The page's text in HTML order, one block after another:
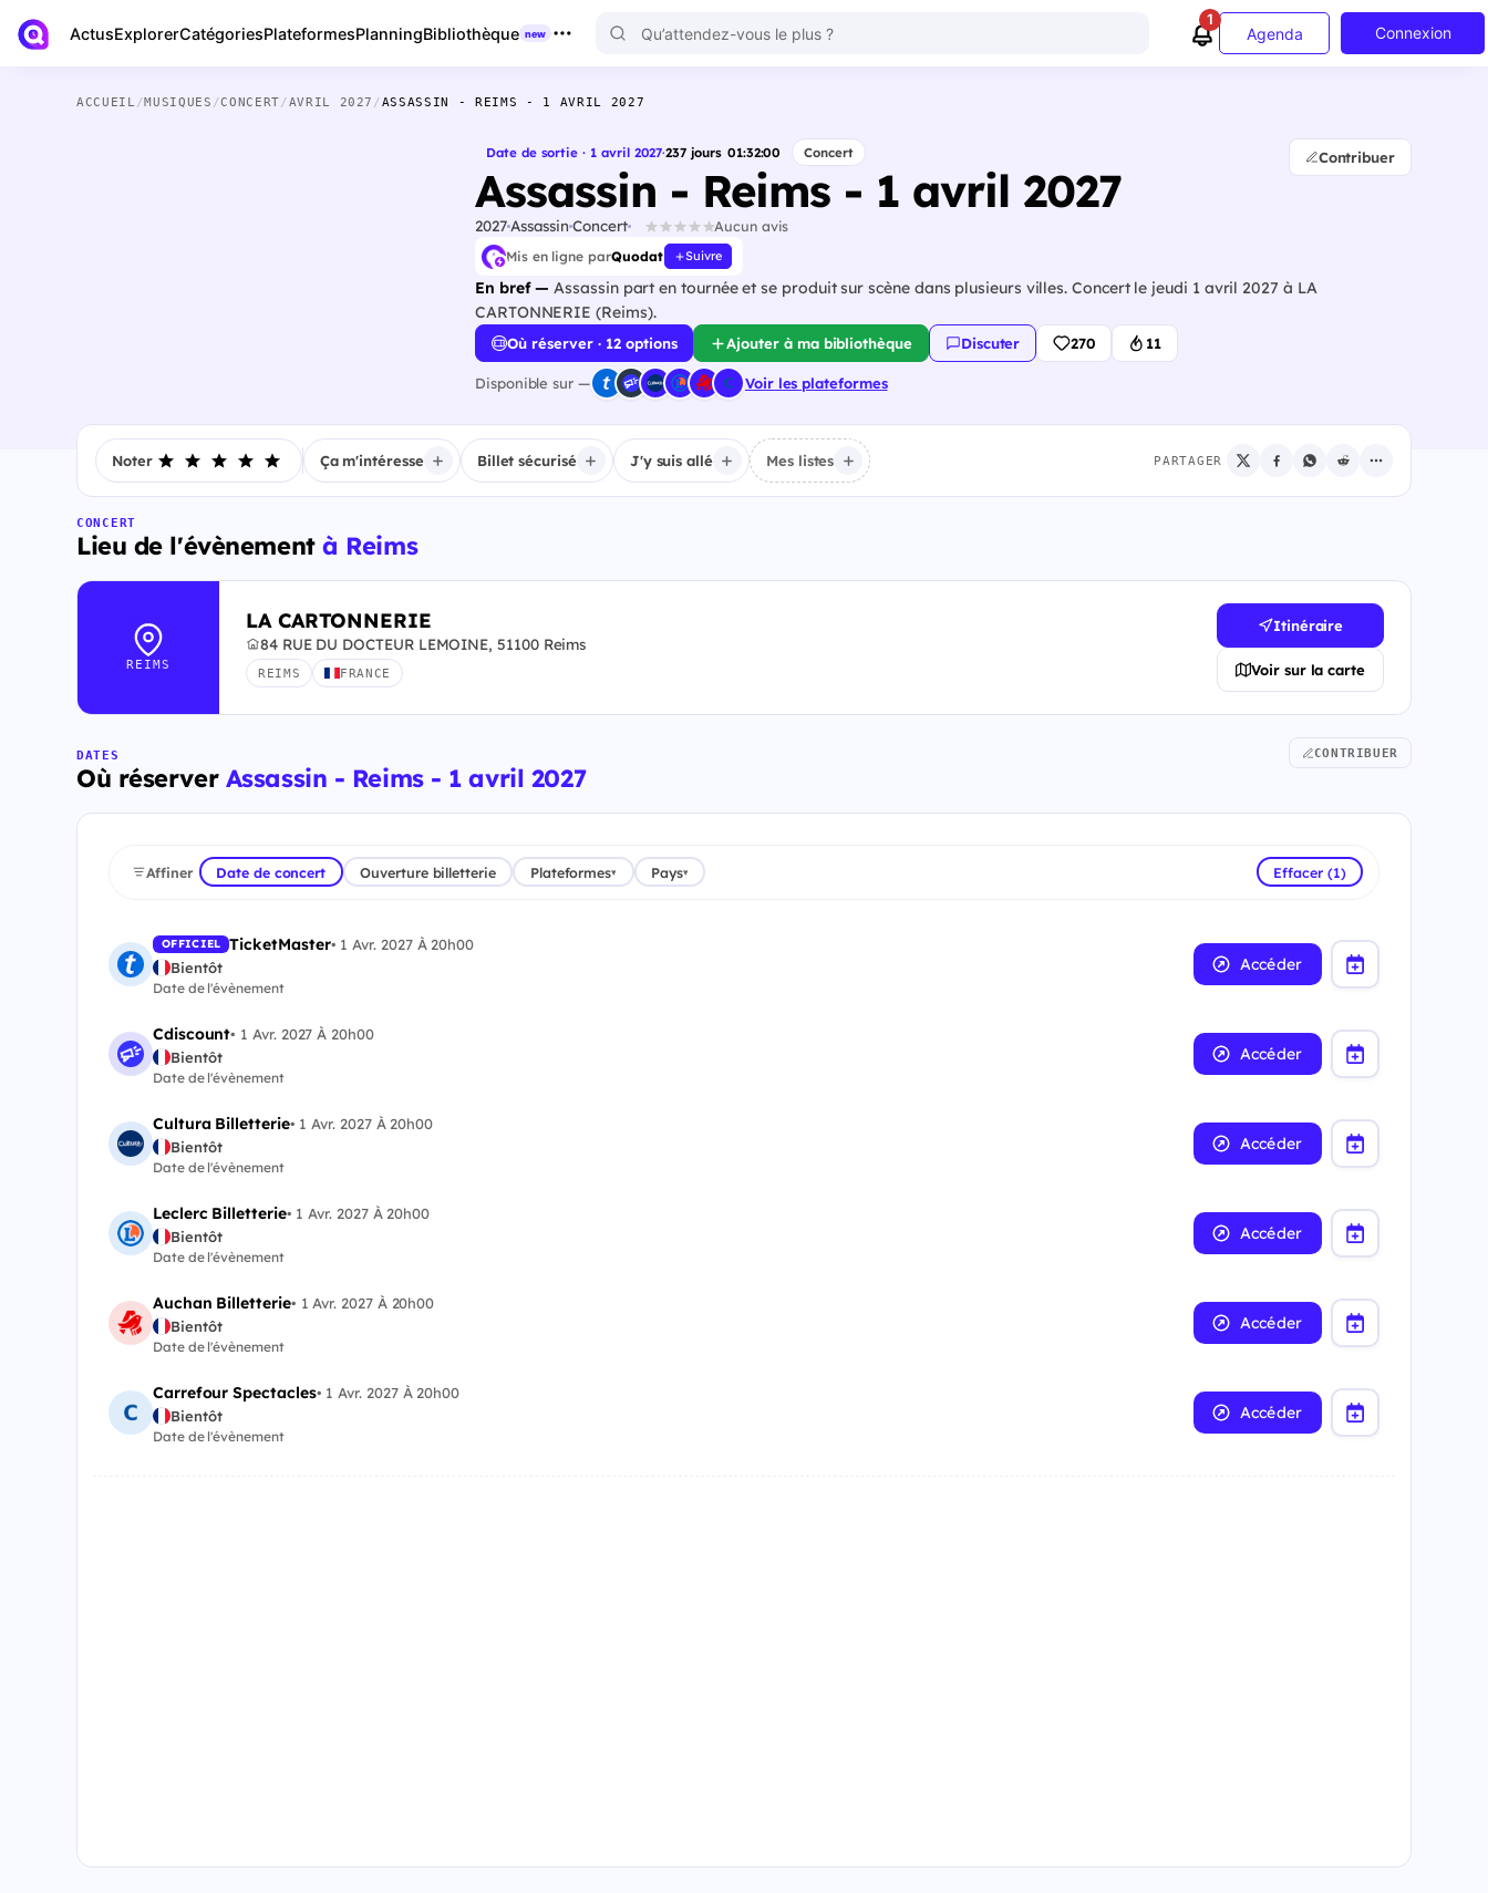
ActusExplorerCatégoriesPlateformesPlanningBibliothèque new
1
Agenda Connexion
ACCUEIL /MUSIQUES /CONCERT/AVRIL 2027 /ASSASSIN - REIMS - 1 AVRIL 2027
Date de sortie · 1 avril 2027·237 jours 01:31:59 Concert
Assassin - Reims - 1 avril 2027
2027AssassinConcert Aucun avis
Mis en ligne parQuodat Suivre
En bref — Assassin part en tournée et se produit sur scène dans plusieurs villes. Concert le jeudi 1 avril 2027 à LA
CARTONNERIE (Reims).
Contribuer
Où réserver · 12 options Ajouter à ma bibliothèque Discuter 270 11
Disponible sur — Voir les plateformes
Noter Ça m'intéresse Billet sécurisé J'y suis allé Mes listes PARTAGER
CONCERT
Lieu de l'évènementà Reims
REIMS
LA CARTONNERIE
84 RUE DU DOCTEUR LEMOINE, 51100 Reims
REIMS FRANCE
Itinéraire
Voir sur la carte
DATES
Où réserver Assassin - Reims - 1 avril 2027
CONTRIBUER
Affiner Date de concert Ouverture billetterie Plateformes▾ Pays▾ Effacer (1)
OFFICIEL TicketMaster• 1 Avr. 2027 À 20h00
Bientôt
Date de l'évènement
Accéder
Cdiscount• 1 Avr. 2027 À 20h00
Bientôt
Date de l'évènement
Accéder
Cultura Billetterie• 1 Avr. 2027 À 20h00
Bientôt
Date de l'évènement
Accéder
Leclerc Billetterie• 1 Avr. 2027 À 20h00
Bientôt
Date de l'évènement
Accéder
Auchan Billetterie• 1 Avr. 2027 À 20h00
Bientôt
Date de l'évènement
Accéder
Carrefour Spectacles• 1 Avr. 2027 À 20h00
Bientôt
Date de l'évènement
Accéder